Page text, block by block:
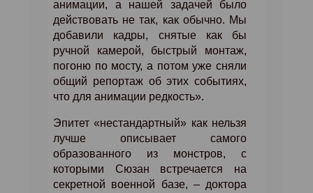
анимации, а нашей задачей было
действовать не так, как обычно. Мы
добавили кадры, снятые как бы
ручной камерой, быстрый монтаж,
погоню по мосту, а потом уже сняли
общий репортаж об этих событиях,
что для анимации редкость».
Эпитет «нестандартный» как нельзя
лучше описывает самого
образованного из монстров, с
которыми Сюзан встречается на
секретной военной базе, – доктора